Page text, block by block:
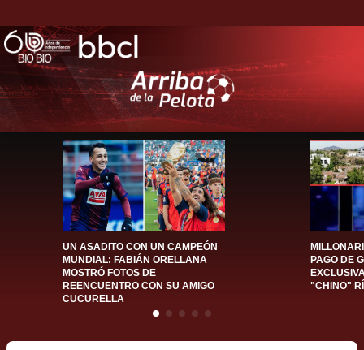
UN ASADITO CON UN CAMPEÓN
MUNDIAL: FABIÁN ORELLANA
MOSTRÓ FOTOS DE
REENCUENTRO CON SU AMIGO
CUCURELLA
PAGO DE
"CHINO"